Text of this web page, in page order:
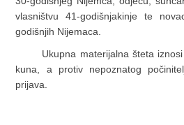
vlasništvu 41-godišnjakinje te
godišnjih Nijemaca.
Ukupna materijalna šteta iznosi
kuna, a protiv nepoznatog
prijava.